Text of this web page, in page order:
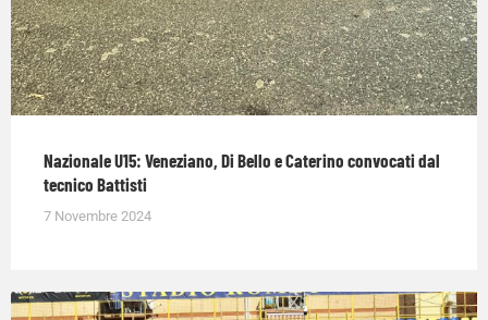
Nazionale U15: Veneziano, Di Bello e Caterino convocati dal
tecnico Battisti
7 Novembre 2024